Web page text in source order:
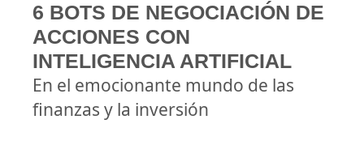
6 BOTS DE NEGOCIACIÓN DE
ACCIONES CON
INTELIGENCIA ARTIFICIAL
En el emocionante mundo de las
finanzas y la inversión